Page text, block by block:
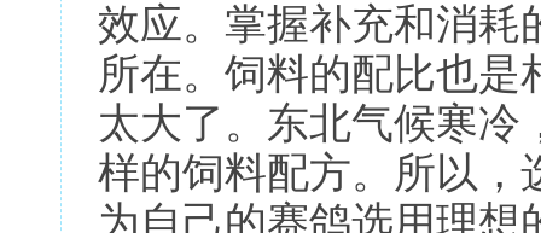
效应。掌握补充和消耗
所在。饲料的配比也
太大了。东北气候寒冷
样的饲料配方。所以，
为自己的赛鸽选用理